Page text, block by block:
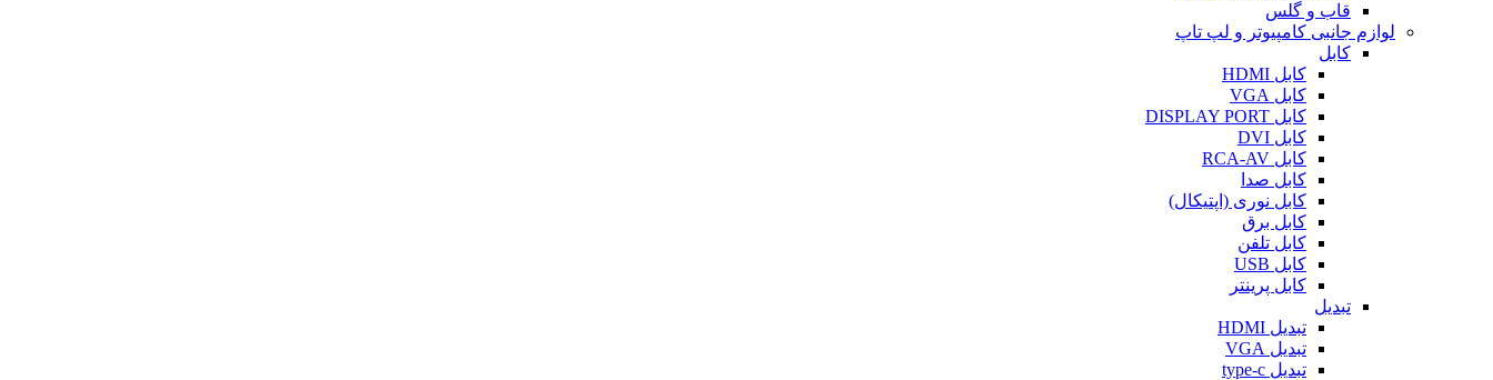
قاب و گلس
لوازم جانبی کامپیوتر و لپ تاپ
کابل
کابل HDMI
کابل VGA
کابل DISPLAY PORT
کابل DVI
کابل RCA-AV
کابل صدا
کابل نوری (اپتیکال)
کابل برق
کابل تلفن
کابل USB
کابل پرینتر
تبدیل
تبدیل HDMI
تبدیل VGA
تبدیل type-c